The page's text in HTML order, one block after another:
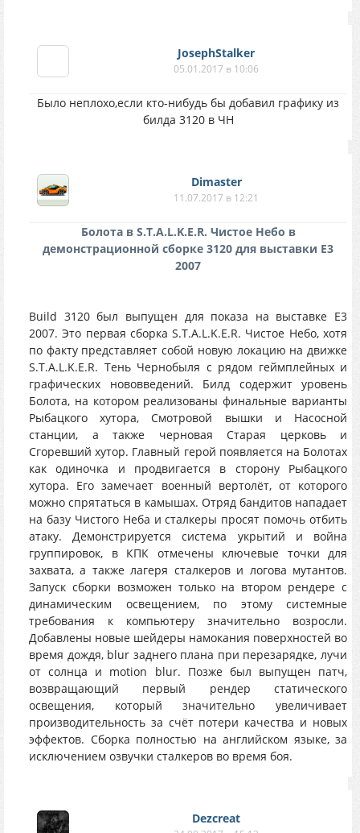
JosephStalker
05.01.2017 в 10:06
Было неплохо,если кто-нибудь бы добавил графику из
билда 3120 в ЧН
Dimaster
11.07.2017 в 12:21
Болота в S.T.A.L.K.E.R. Чистое Небо в
демонстрационной сборке 3120 для выставки E3
2007
Build 3120 был выпущен для показа на выставке E3
2007. Это первая сборка S.T.A.L.K.E.R. Чистое Небо, хотя
по факту представляет собой новую локацию на движке
S.T.A.L.K.E.R. Тень Чернобыля с рядом геймплейных и
графических нововведений. Билд содержит уровень
Болота, на котором реализованы финальные варианты
Рыбацкого хутора, Смотровой вышки и Насосной
станции, а также черновая Старая церковь и
Сгоревший хутор. Главный герой появляется на Болотах
как одиночка и продвигается в сторону Рыбацкого
хутора. Его замечает военный вертолёт, от которого
можно спрятаться в камышах. Отряд бандитов нападает
на базу Чистого Неба и сталкеры просят помочь отбить
атаку. Демонстрируется система укрытий и война
группировок, в КПК отмечены ключевые точки для
захвата, а также лагеря сталкеров и логова мутантов.
Запуск сборки возможен только на втором рендере с
динамическим освещением, по этому системные
требования к компьютеру значительно возросли.
Добавлены новые шейдеры намокания поверхностей во
время дождя, blur заднего плана при перезарядке, лучи
от солнца и motion blur. Позже был выпущен патч,
возвращающий первый рендер статического
освещения, который значительно увеличивает
производительность за счёт потери качества и новых
эффектов. Сборка полностью на английском языке, за
исключением озвучки сталкеров во время боя.
Dezcreat